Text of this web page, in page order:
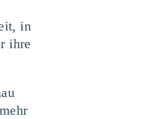
in
ihre